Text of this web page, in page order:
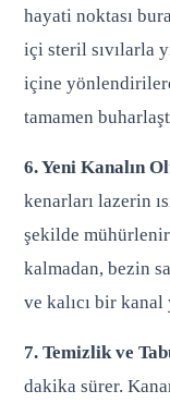
hayati noktası
içi steril sıvılarla
içine
tamamen
6. Yeni Kanalın
kenarları lazerin
şekilde
kalmadan, bezin
ve kalıcı bir kanal
7. Temizlik ve
dakika sürer.